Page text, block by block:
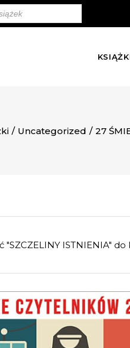
/ Uncategorized / 27
"SZCZELINY ISTNIENIA"